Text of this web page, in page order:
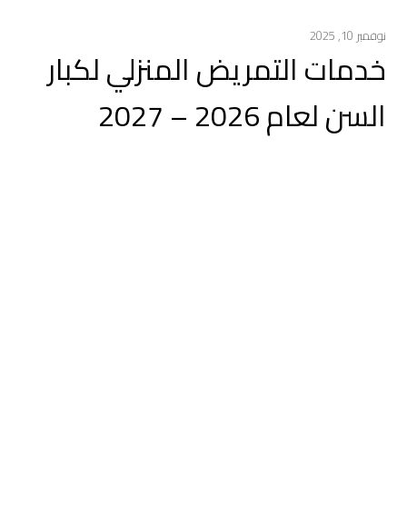
نوفمبر 10, 2025
خدمات التمريض المنزلي لكبار
السن لعام 2026 – 2027